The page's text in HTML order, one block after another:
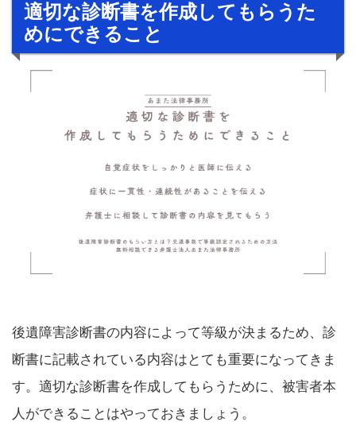
適切な診断書を作成してもらうた
めにできること
後遺障害診断書の内容によって等級が決まるため、診
断書に記載されている内容はとても重要になってきま
す。適切な診断書を作成してもらうために、被害者本
人ができることはやっておきましょう。